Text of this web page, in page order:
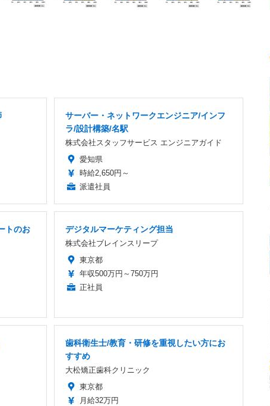
サーバー・ネットワークエンジニア/インフ
ラ/設計構築/名駅
株式会社スタッフサービス エンジニアガイド
愛知県
時給2,650円～
派遣社員
トのお
デジタルマーケティング担当
株式会社ブレインスリープ
東京都
年収500万円～750万円
正社員
歯科衛生士/教育・研修を重視したい方にお
すすめ
大松矯正歯科クリニック
東京都
月給32万円